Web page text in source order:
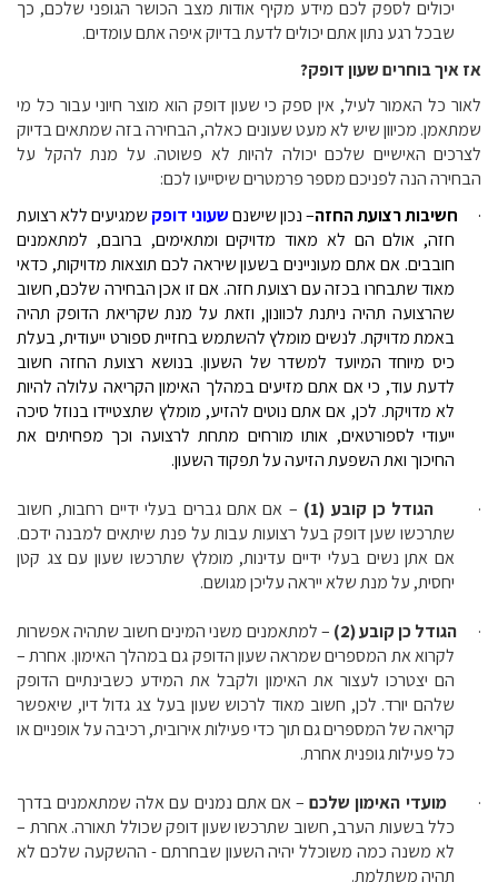
יכולים לספק לכם מידע מקיף אודות מצב הכושר הגופני שלכם, כך
שבכל רגע נתון אתם יכולים לדעת בדיוק איפה אתם עומדים.
אז איך בוחרים שעון דופק?
לאור כל האמור לעיל, אין ספק כי שעון דופק הוא מוצר חיוני עבור כל מי
שמתאמן. מכיוון שיש לא מעט שעונים כאלה, הבחירה בזה שמתאים בדיוק
לצרכים האישיים שלכם יכולה להיות לא פשוטה. על מנת להקל על
הבחירה הנה לפניכם מספר פרמטרים שיסייעו לכם:
·
חשיבות רצועת החזה– נכון שישנםשעוני דופק שמגיעים ללא רצועת
חזה, אולם הם לא מאוד מדויקים ומתאימים, ברובם, למתאמנים
חובבים. אם אתם מעוניינים בשעון שיראה לכם תוצאות מדויקות, כדאי
מאוד שתבחרו בכזה עם רצועת חזה. אם זו אכן הבחירה שלכם, חשוב
שהרצועה תהיה ניתנת לכוונון, וזאת על מנת שקריאת הדופק תהיה
באמת מדויקת. לנשים מומלץ להשתמש בחזיית ספורט ייעודית, בעלת
כיס מיוחד המיועד למשדר של השעון. בנושא רצועת החזה חשוב
לדעת עוד, כי אם אתם מזיעים במהלך האימון הקריאה עלולה להיות
לא מדויקת. לכן, אם אתם נוטים להזיע, מומלץ שתצטיידו בנוזל סיכה
ייעודי לספורטאים, אותו מורחים מתחת לרצועה וכך מפחיתים את
החיכוך ואת השפעת הזיעה על תפקוד השעון.
· הגודל כן קובע (1)
– אם אתם גברים בעלי ידיים רחבות, חשוב
שתרכשו שען דופק בעל רצועות עבות על פנת שיתאים למבנה ידכם.
אם אתן נשים בעלי ידיים עדינות, מומלץ שתרכשו שעון עם צג קטן
יחסית, על מנת שלא ייראה עליכן מגושם.
· הגודל כן קובע (2)
– למתאמנים משני המינים חשוב שתהיה אפשרות
לקרוא את המספרים שמראה שעון הדופק גם במהלך האימון. אחרת –
הם יצטרכו לעצור את האימון ולקבל את המידע כשבינתיים הדופק
שלהם יורד. לכן, חשוב מאוד לרכוש שעון בעל צג גדול דיו, שיאפשר
קריאה של המספרים גם תוך כדי פעילות אירובית, רכיבה על אופניים או
כל פעילות גופנית אחרת.
· מועדי האימון שלכם– אם אתם נמנים עם אלה שמתאמנים בדרך
כלל בשעות הערב, חשוב שתרכשו שעון דופק שכולל תאורה. אחרת –
לא משנה כמה משוכלל יהיה השעון שבחרתם - ההשקעה שלכם לא
תהיה משתלמת.